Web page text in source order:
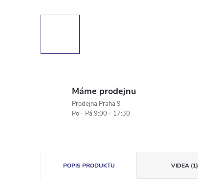
Máme prodejnu
Prodejna Praha 9
Po - Pá 9:00 - 17:30
POPIS PRODUKTU VIDEA (1)